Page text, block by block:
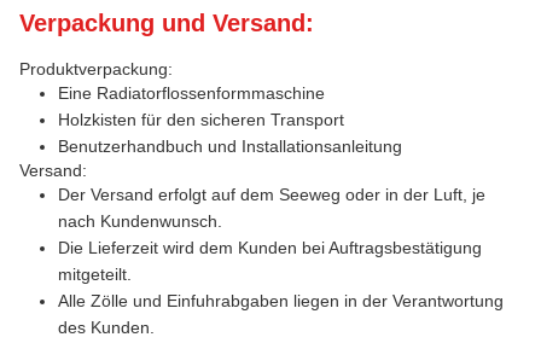
Verpackung und Versand:
Produktverpackung:
Eine Radiatorflossenformmaschine
Holzkisten für den sicheren Transport
Benutzerhandbuch und Installationsanleitung
Versand:
Der Versand erfolgt auf dem Seeweg oder in der Luft, je
nach Kundenwunsch.
Die Lieferzeit wird dem Kunden bei Auftragsbestätigung
mitgeteilt.
Alle Zölle und Einfuhrabgaben liegen in der Verantwortung
des Kunden.